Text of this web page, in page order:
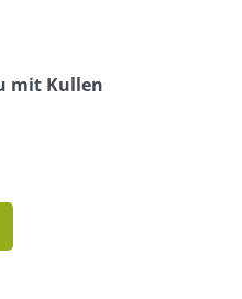
mit Kullen